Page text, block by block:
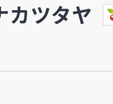
カツタヤ